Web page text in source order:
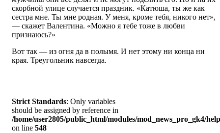
скорбной улице случается праздник. «Катюша, ты же как
сестра мне. Ты мне родная. У меня, кроме тебя, никого нет»,
— скажет Валентина. «Можно я тебе тоже в любви
признаюсь?»
Вот так — из огня да в полымя. И нет этому ни конца ни
края. Треугольник навсегда.
Strict Standards: Only variables
should be assigned by reference in
/home/user2805/public_html/modules/mod_news_pro_gk4/
on line 548